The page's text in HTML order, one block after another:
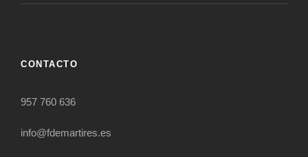
CONTACTO
957 760 636
info@fdemartires.es